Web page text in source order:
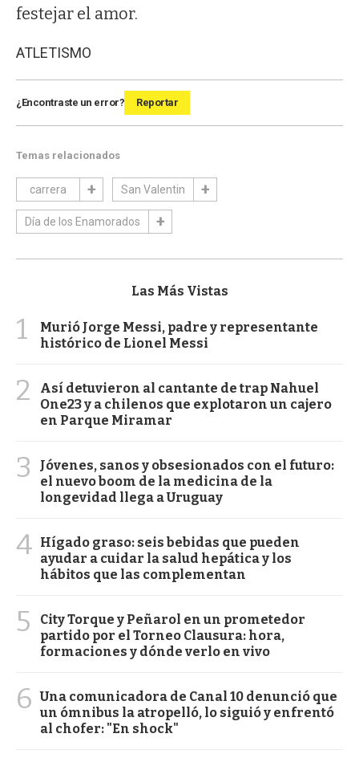
festejar el amor.
ATLETISMO
¿Encontraste un error? Reportar
Temas relacionados
carrera San Valentin
Día de los Enamorados
Las Más Vistas
1
Murió Jorge Messi, padre y representante
histórico de Lionel Messi
2
Así detuvieron al cantante de trap Nahuel
One23 y a chilenos que explotaron un cajero
en Parque Miramar
3
Jóvenes, sanos y obsesionados con el futuro:
el nuevo boom de la medicina de la
longevidad llega a Uruguay
4 Hígado graso: seis bebidas que pueden
ayudar a cuidar la salud hepática y los
hábitos que las complementan
5
City Torque y Peñarol en un prometedor
partido por el Torneo Clausura: hora,
formaciones y dónde verlo en vivo
6 Una comunicadora de Canal 10 denunció que
un ómnibus la atropelló, lo siguió y enfrentó
al chofer: "En shock"